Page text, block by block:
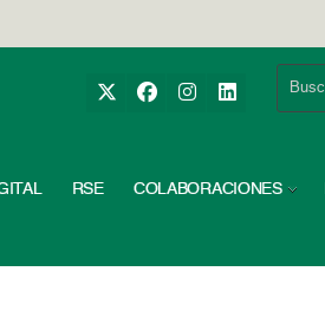
RSE COLABORACIONES